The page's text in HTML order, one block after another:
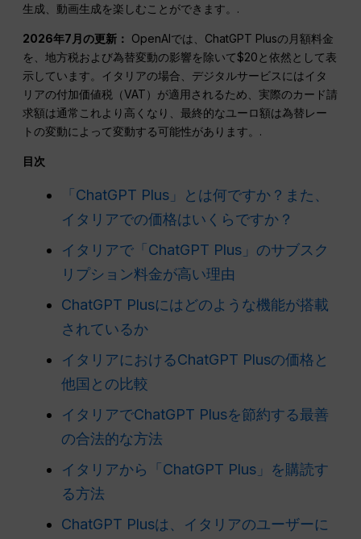
生成、動画生成を楽しむことができます。.
2026年7月の更新： OpenAIでは、ChatGPT Plusの月額料金
を、地方税および為替変動の影響を除いて$20と依然として表
示しています。イタリアの場合、デジタルサービスにはイタ
リアの付加価値税（VAT）が適用されるため、実際のカード請
求額は通常これより高くなり、最終的なユーロ額は為替レー
トの変動によって変動する可能性があります。.
目次
「ChatGPT Plus」とは何ですか？また、
イタリアでの価格はいくらですか？
イタリアで「ChatGPT Plus」のサブスク
リプション料金が高い理由
ChatGPT Plusにはどのような機能が搭載
されているか
イタリアにおけるChatGPT Plusの価格と
他国との比較
イタリアでChatGPT Plusを節約する最善
の合法的な方法
イタリアから「ChatGPT Plus」を購読す
る方法
ChatGPT Plusは、イタリアのユーザーに